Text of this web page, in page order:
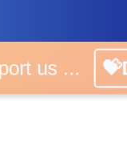
us ...